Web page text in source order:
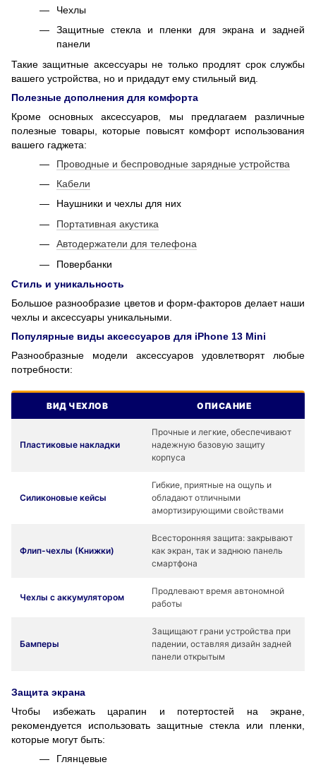
Чехлы
Защитные стекла и пленки для экрана и задней
панели
Такие защитные аксессуары не только продлят срок службы
вашего устройства, но и придадут ему стильный вид.
Полезные дополнения для комфорта
Кроме основных аксессуаров, мы предлагаем различные
полезные товары, которые повысят комфорт использования
вашего гаджета:
Проводные и беспроводные зарядные устройства
Кабели
Наушники и чехлы для них
Портативная акустика
Автодержатели для телефона
Повербанки
Стиль и уникальность
Большое разнообразие цветов и форм-факторов делает наши
чехлы и аксессуары уникальными.
Популярные виды аксессуаров для iPhone 13 Mini
Разнообразные модели аксессуаров удовлетворят любые
потребности:
ВИД ЧЕХЛОВ ОПИСАНИЕ
Пластиковые накладки
Прочные и легкие, обеспечивают
надежную базовую защиту
корпуса
Силиконовые кейсы
Гибкие, приятные на ощупь и
обладают отличными
амортизирующими свойствами
Флип-чехлы (Книжки)
Всесторонняя защита: закрывают
как экран, так и заднюю панель
смартфона
Чехлы с аккумулятором
Продлевают время автономной
работы
Бамперы
Защищают грани устройства при
падении, оставляя дизайн задней
панели открытым
Защита экрана
Чтобы избежать царапин и потертостей на экране,
рекомендуется использовать защитные стекла или пленки,
которые могут быть:
Глянцевые